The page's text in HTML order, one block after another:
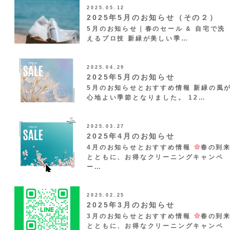
2025.05.12
2025年5月のお知らせ（その２）
5月のお知らせ｜春のセール & 自宅で洗
えるプロ技 新緑が美しい季…
2025.04.29
2025年5月のお知らせ
5月のお知らせとおすすめ情報 新緑の風
心地よい季節となりました。 12…
2025.03.27
2025年4月のお知らせ
4月のお知らせとおすすめ情報
春の到
とともに、お得なクリーニングキャンペ
ー…
2025.02.25
2025年3月のお知らせ
3月のお知らせとおすすめ情報
春の到
とともに、お得なクリーニングキャンペ